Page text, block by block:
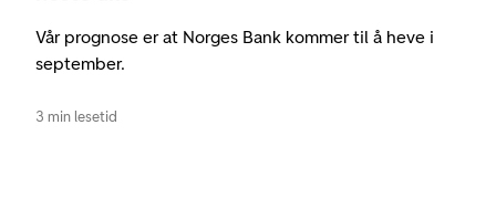
Vår prognose er at Norges Bank kommer til å heve i
september.
3 min lesetid